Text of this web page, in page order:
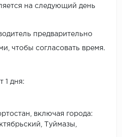
на следующий день
предварительно
чтобы согласовать время.
1 дня:
включая города:
Туймазы,